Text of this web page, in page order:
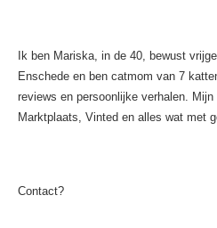
Ik ben Mariska, in de 40, bewust
Enschede en ben catmom van 7
reviews en persoonlijke verhalen. Mijn
Marktplaats, Vinted en alles wat met
Contact?